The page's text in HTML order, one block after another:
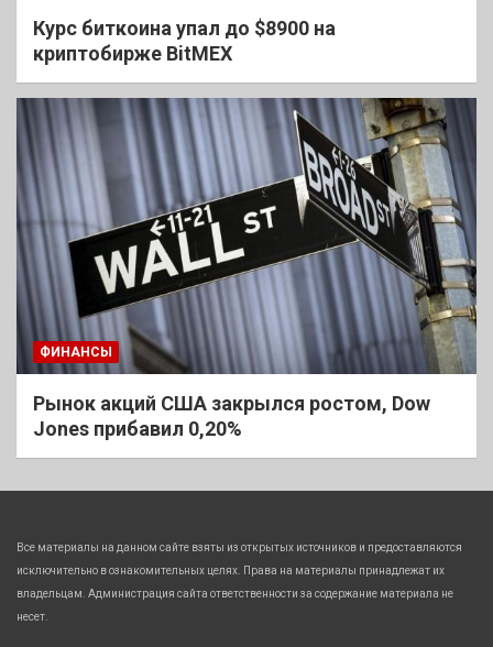
Курс биткоина упал до $8900 на
криптобирже BitMEX
ФИНАНСЫ
Рынок акций США закрылся ростом, Dow
Jones прибавил 0,20%
Все материалы на данном сайте взяты из открытых источников и предоставляются
исключительно в ознакомительных целях. Права на материалы принадлежат их
владельцам. Администрация сайта ответственности за содержание материала не
несет.